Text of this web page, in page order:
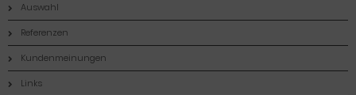
Auswahl
Referenzen
Kundenmeinungen
Links